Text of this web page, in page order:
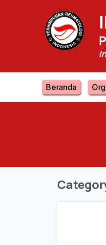
Beranda